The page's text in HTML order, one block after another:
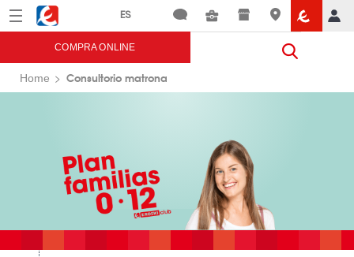
Menú Eroski
COMPRA ONLINE
Home Consultorio matrona